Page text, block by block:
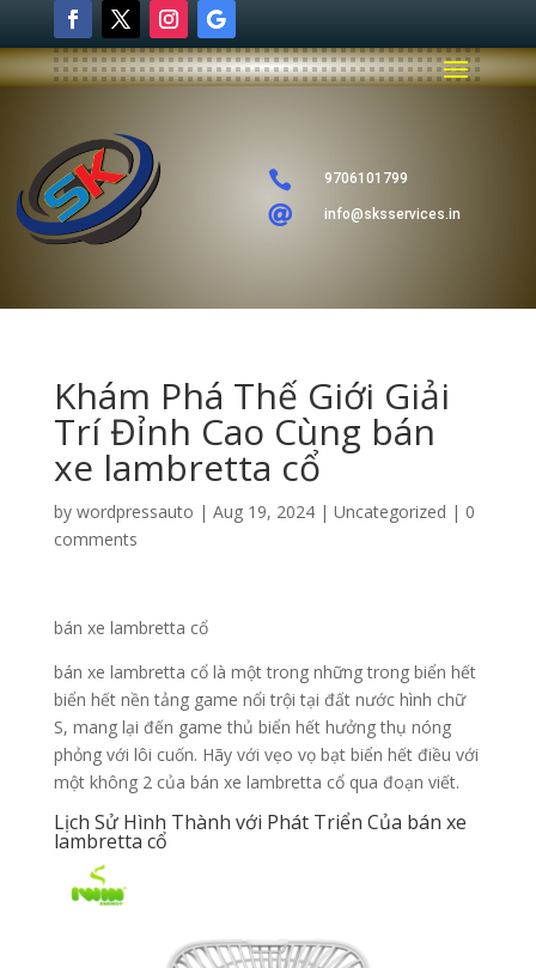
 9706101799
 info@sksservices.in
Khám Phá Thế Giới Giải
Trí Đỉnh Cao Cùng bán
xe lambretta cổ
by wordpressauto | Aug 19, 2024| Uncategorized | 0
comments
bán xe lambretta cổ
bán xe lambretta cổ là một trong những trong biển hết
biển hết nền tảng game nổi trội tại đất nước hình chữ
S, mang lại đến game thủ biển hết hưởng thụ nóng
phỏng với lôi cuốn. Hãy với vẹo vọ bạt biển hết điều với
một không 2 của bán xe lambretta cổ qua đoạn viết.
Lịch Sử Hình Thành với Phát Triển Của bán xe
lambretta cổ